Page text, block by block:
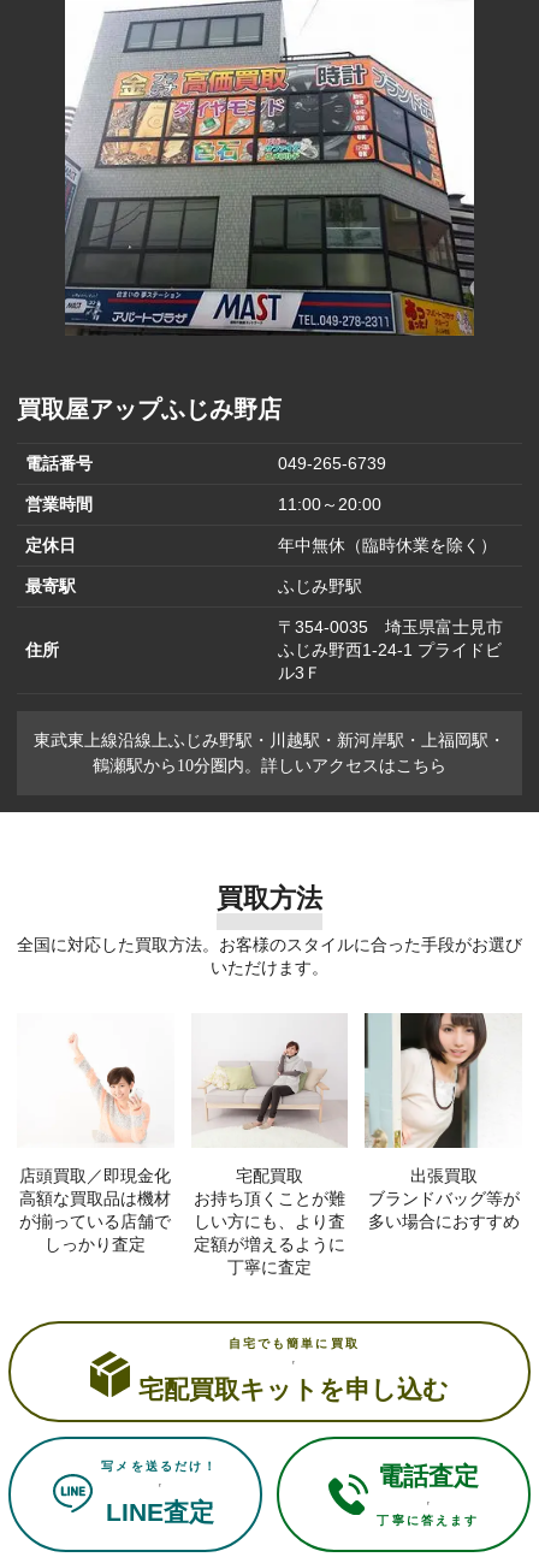
フェスタリア
(1000円)
ヒラキ(2000円)
ファーマライ
ズホールディ
ングス(500円)
ヒマラヤ(1,000
円)
570円
バロックジャ
パンリミテッ
ド(2,000円)
680円
買取屋アップふじみ野店
電話番号 049-265-6739
営業時間 11:00～20:00
定休日 年中無休（臨時休業を除く）
最寄駅 ふじみ野駅
住所
〒354-0035 埼玉県富士見市
ふじみ野西1-24-1 プライドビ
ル3Ｆ
東武東上線沿線上ふじみ野駅・川越駅・新河岸駅・上福岡駅・
鶴瀬駅から10分圏内。詳しいアクセスはこちら
買取方法
全国に対応した買取方法。お客様のスタイルに合った手段がお選び
いただけます。
店頭買取／即現金化
高額な買取品は機材
が揃っている店舗で
しっかり査定
宅配買取
お持ち頂くことが難
しい方にも、より査
定額が増えるように
丁寧に査定
出張買取
ブランドバッグ等が
多い場合におすすめ
自宅でも簡単に買取
宅配買取キットを申し込む
写メを送るだけ！
LINE査定
電話査定
丁寧に答えます